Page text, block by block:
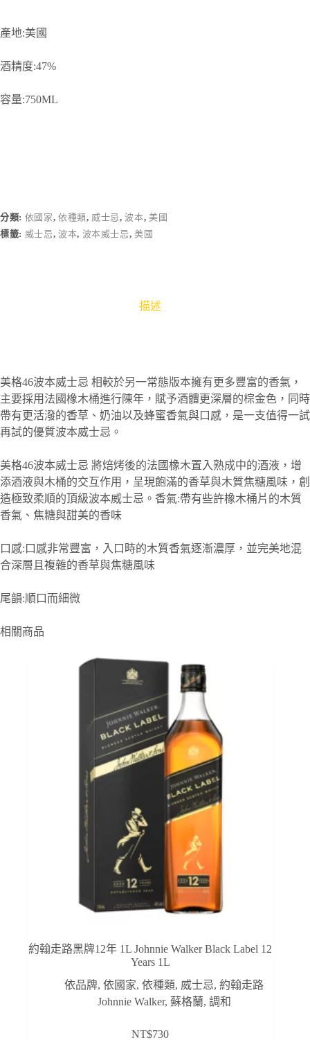
產地:美國
酒精度:47%
容量:750ML
分類: 依國家, 依種類, 威士忌,波本,美國
標籤: 威士忌, 波本, 波本威士忌,美國
描述
美格46波本威士忌 相較於另一常態版本擁有更多豐富的香氣，
主要採用法國橡木桶進行陳年，賦予酒體更深層的棕金色，同時
帶有更活潑的香草、奶油以及蜂蜜香氣與口感，是一支值得一試
再試的優質波本威士忌。
美格46波本威士忌 將焙烤後的法國橡木置入熟成中的酒液，增
添酒液與木桶的交互作用，呈現飽滿的香草與木質焦糖風味，創
造極致柔順的頂級波本威士忌。香氣:帶有些許橡木桶片的木質
香氣、焦糖與甜美的香味
口感:口感非常豐富，入口時的木質香氣逐漸濃厚，並完美地混
合深層且複雜的香草與焦糖風味
尾韻:順口而細微
相關商品
約翰走路黑牌12年 1L Johnnie Walker Black Label 12
Years 1L
依品牌,依國家,依種類, 威士忌,約翰走路
Johnnie Walker, 蘇格蘭, 調和
NT$730